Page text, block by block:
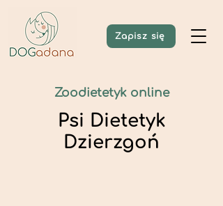
Zapisz się
Zoodietetyk online
Psi Dietetyk
Dzierzgoń